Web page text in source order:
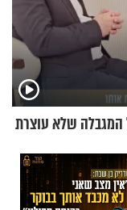
המגבלה שלא עוצרת